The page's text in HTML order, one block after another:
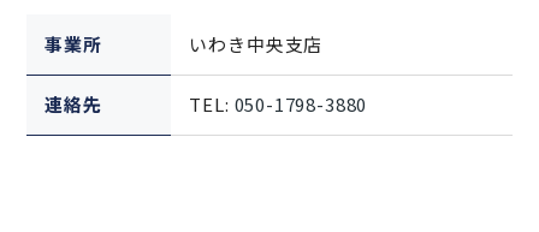
事業所 いわき中央支店
連絡先 TEL: 050-1798-3880